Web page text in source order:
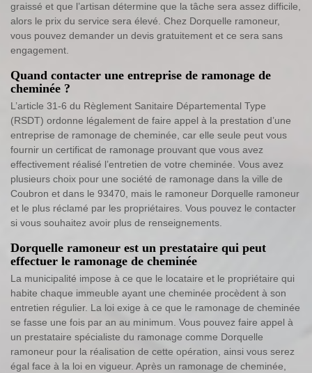
graissé et que l’artisan détermine que la tâche sera assez difficile,
alors le prix du service sera élevé. Chez Dorquelle ramoneur,
vous pouvez demander un devis gratuitement et ce sera sans
engagement.
Quand contacter une entreprise de ramonage de
cheminée ?
L’article 31-6 du Règlement Sanitaire Départemental Type
(RSDT) ordonne légalement de faire appel à la prestation d’une
entreprise de ramonage de cheminée, car elle seule peut vous
fournir un certificat de ramonage prouvant que vous avez
effectivement réalisé l’entretien de votre cheminée. Vous avez
plusieurs choix pour une société de ramonage dans la ville de
Coubron et dans le 93470, mais le ramoneur Dorquelle ramoneur
et le plus réclamé par les propriétaires. Vous pouvez le contacter
si vous souhaitez avoir plus de renseignements.
Dorquelle ramoneur est un prestataire qui peut
effectuer le ramonage de cheminée
La municipalité impose à ce que le locataire et le propriétaire qui
habite chaque immeuble ayant une cheminée procèdent à son
entretien régulier. La loi exige à ce que le ramonage de cheminée
se fasse une fois par an au minimum. Vous pouvez faire appel à
un prestataire spécialiste du ramonage comme Dorquelle
ramoneur pour la réalisation de cette opération, ainsi vous serez
égal face à la loi en vigueur. Après un ramonage de cheminée,